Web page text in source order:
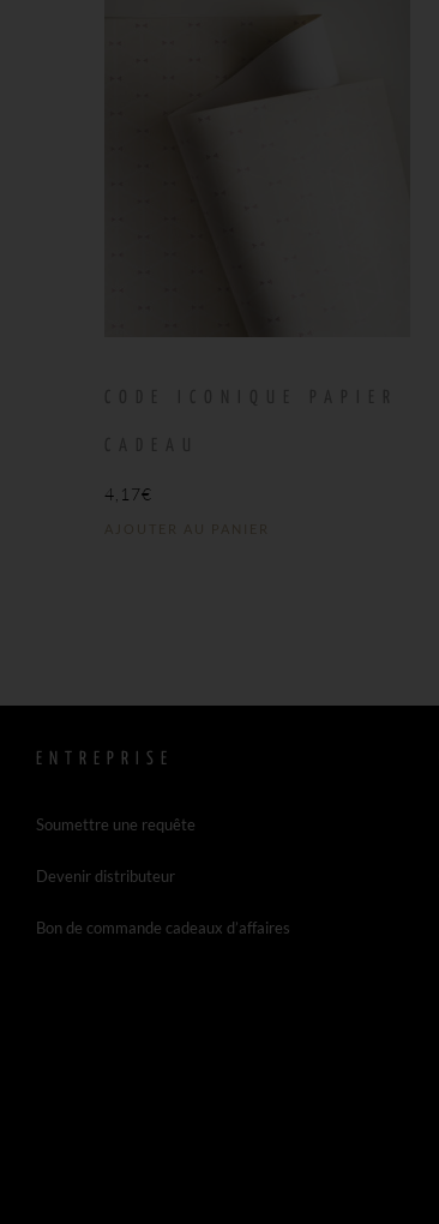
4,17€
AJOUTER AU PANIER
ENTREPRISE
Soumettre une requête
Devenir distributeur
Bon de commande cadeaux d’affaires